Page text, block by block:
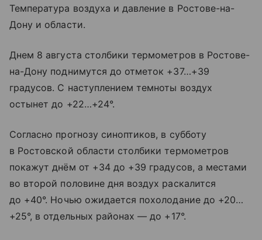
Температура воздуха и давление в Ростове-на-
Дону и области.
Днем 8 августа столбики термометров в Ростове-
на-Дону поднимутся до отметок +37…+39
градусов. С наступлением темноты воздух
остынет до +22…+24°.
Согласно прогнозу синоптиков, в субботу
в Ростовской области столбики термометров
покажут днём от +34 до +39 градусов, а местами
во второй половине дня воздух раскалится
до +40°. Ночью ожидается похолодание до +20…
+25°, в отдельных районах — до +17°.